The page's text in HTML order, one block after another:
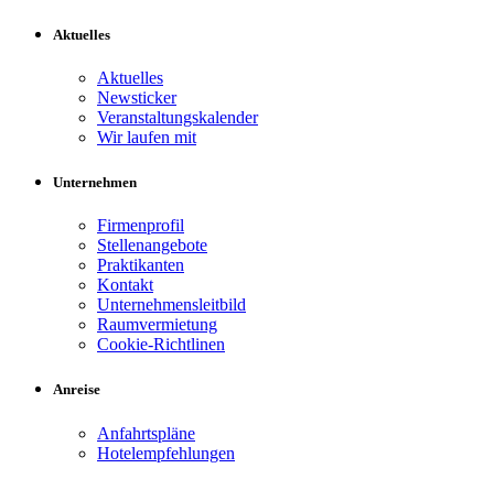
Aktuelles
Aktuelles
Newsticker
Veranstaltungskalender
Wir laufen mit
Unternehmen
Firmenprofil
Stellenangebote
Praktikanten
Kontakt
Unternehmensleitbild
Raumvermietung
Cookie-Richtlinen
Anreise
Anfahrtspläne
Hotelempfehlungen